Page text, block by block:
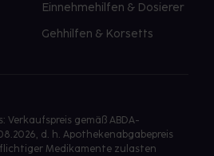
Einnehmehilfen & Dosierer
Gehhilfen & Korsetts
Verkaufspreis gemäß ABDA-
d. h. Apothekenabgabepreis
Medikamente zulasten